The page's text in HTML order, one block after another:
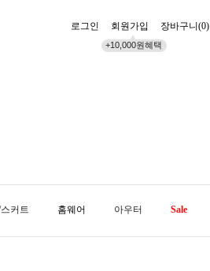
로그인 회원가입
+10,000원혜택
장바구니(0)
커트 홈웨어 아우터 Sale